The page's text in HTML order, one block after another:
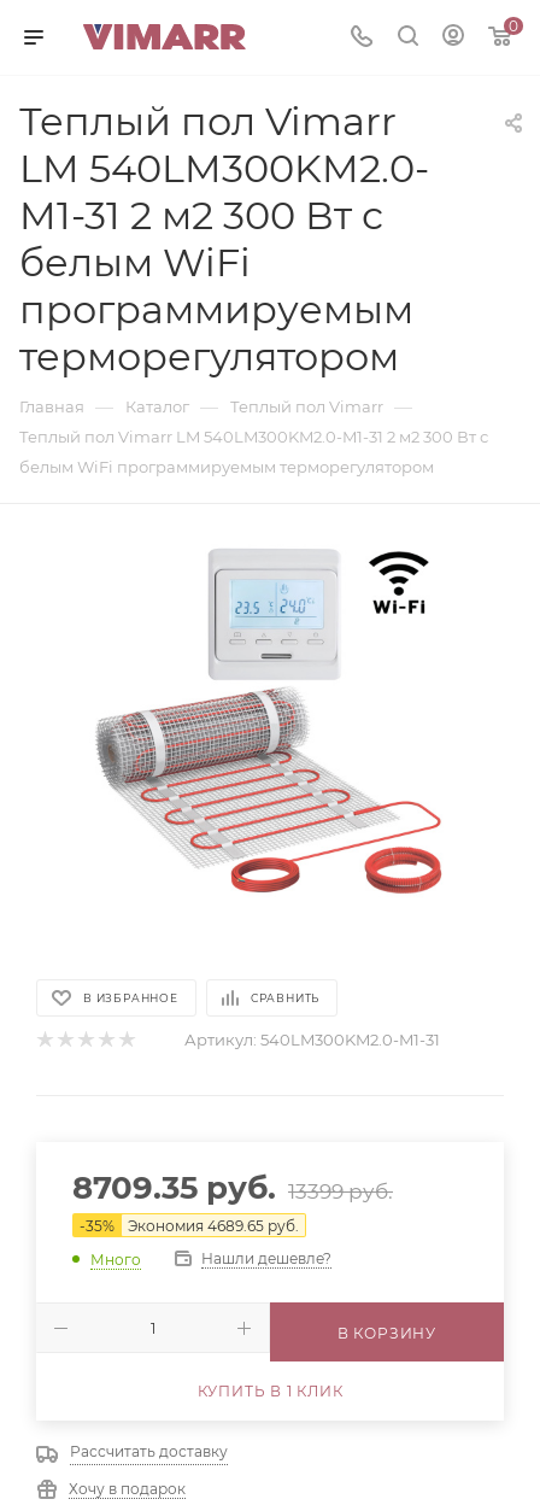
0
Теплый пол Vimarr
LM 540LM300KM2.0-
M1-31 2 м2 300 Вт с
белым WiFi
программируемым
терморегулятором
Главная — Каталог — Теплый пол Vimarr —
Теплый пол Vimarr LM 540LM300KM2.0-M1-31 2 м2 300 Вт с
белым WiFi программируемым терморегулятором
В ИЗБРАННОЕ СРАВНИТЬ
Артикул: 540LM300KM2.0-M1-31
8709.35 руб. 13399руб.
-35% Экономия 4689.65 руб.
Много
Нашли дешевле?
В КОРЗИНУ
КУПИТЬ В 1 КЛИК
Рассчитать доставку
Хочу в подарок